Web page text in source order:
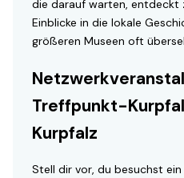
die darauf warten, entdeckt
Einblicke in die lokale
größeren Museen oft
Treffpunkt-
Kurpfalz
Stell dir vor, du besuchst